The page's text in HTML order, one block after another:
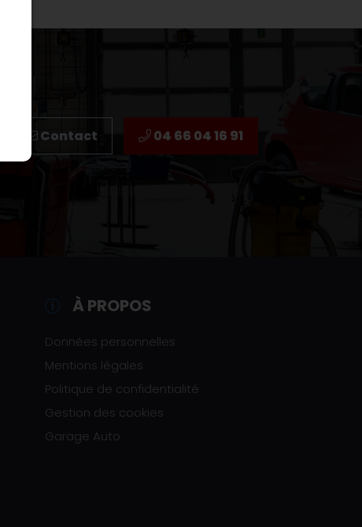
Contact 04 66 04 16 91
À PROPOS
Données personnelles
Mentions légales
Politique de confidentialité
Gestion des cookies
Garage Auto